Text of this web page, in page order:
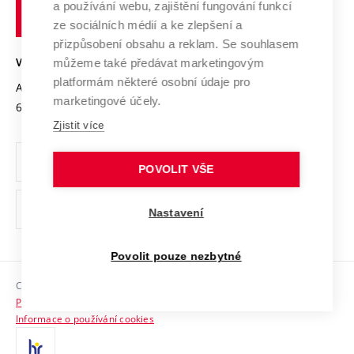
Transfer znalostí
Open Science
Projekty
Projekty ze strukturálních fondů
Specifický výzkum
Mezinárodní dohody
Univerzitní sítě
Podnikavá univerzita / ContriBUTe
Bezpečná univerzita
Vyznamenání
Organizační struktura
Ochrana osobních údajů
odkaz)
Sociální bezpečí
HR Award
technické
VYSOKÉ UČENÍ TECHNICKÉ V BRNĚ
Antonínská 548/1
602 00 Brno
www.vut.cz
vut@vutbr.cz
Copyright © 2026 VUT
Prohlášení o přístupnosti
Informace o používání cookies
a používání webu, zajištění fungování funkcí
ze sociálních médií a ke zlepšení a
přizpůsobení obsahu a reklam. Se souhlasem
můžeme také předávat marketingovým
platformám některé osobní údaje pro
marketingové účely.
Zjistit více
POVOLIT VŠE
Nastavení
Povolit pouze nezbytné